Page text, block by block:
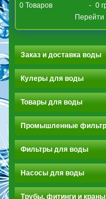
0 Товаров - 0
Перейти
Заказ и доставка воды
Кулеры для воды
Товары для воды
Промышленные
Фильтры для воды
Насосы для воды
Трубы, фитинги и краны